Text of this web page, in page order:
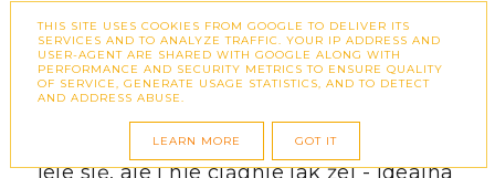
Jeśli chodzi o lakiery, to od dawna lubię
z nimi pracować. Marka ta była
pierwszą z jaką miałam do czynienia w
przypadku lakierów hybrydowych.
Konsystencja jest średniej gęstości - nie
leje się, ale i nie ciągnie jak żel - idealna
THIS SITE USES COOKIES FROM GOOGLE TO DELIVER ITS
SERVICES AND TO ANALYZE TRAFFIC. YOUR IP ADDRESS AND
USER-AGENT ARE SHARED WITH GOOGLE ALONG WITH
PERFORMANCE AND SECURITY METRICS TO ENSURE QUALITY
OF SERVICE, GENERATE USAGE STATISTICS, AND TO DETECT
AND ADDRESS ABUSE.
LEARN MORE GOT IT